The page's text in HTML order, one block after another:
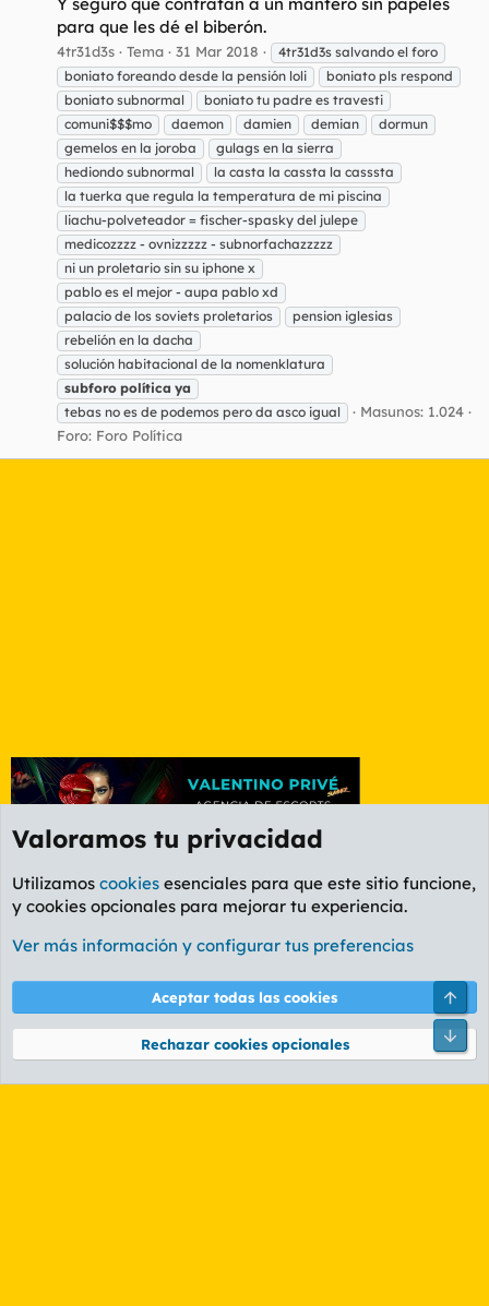
para que les dé el biberón.
4tr31d3s Tema 31 Mar 2018
4tr31d3s salvando el foro
boniato foreando desde la pensión loli
boniato pls respond
boniato subnormal
boniato tu padre es travesti
comuni$$$mo
daemon damien demian
dormun
gemelos en la joroba
gulags en la sierra
hediondo subnormal
la casta la cassta la casssta
la tuerka que regula la temperatura de mi piscina
liachu-polveteador = fischer-spasky del julepe
medicozzzz - ovnizzzzz - subnorfachazzzzz
ni un proletario sin su iphone x
pablo es el mejor - aupa pablo xd
palacio de los soviets proletarios
pension iglesias
rebelión en la dacha
solución habitacional de la nomenklatura
subforo política ya
tebas no es de podemos pero da asco igual
Masunos: 1.024
Foro: Foro Política
Etiquetas
Cookies
PL OLDSTYLE AMARILLO
Términos y reglas Política de privacidad Ayuda
Community platform by XenForo® © 2010-2026 XenForo Ltd.
Valoramos tu privacidad
Utilizamos cookies esenciales para que este sitio funcione,
y cookies opcionales para mejorar tu experiencia.
Ver más información y configurar tus preferencias
Aceptar todas las cookies
Rechazar cookies opcionales
Pie